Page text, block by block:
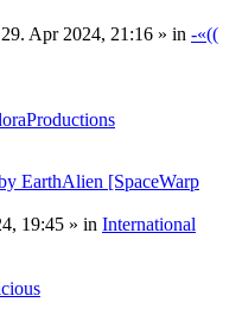
Apr 2024, 21:16 » in -«((
EarthAlien [SpaceWarp
19:45 » in International